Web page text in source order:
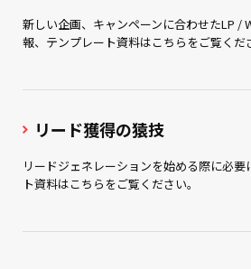
新しい企画、キャンペーンに合わせたLP /
報、テンプレート資料はこちらをご覧くだ
リード獲得の猿技
リードジェネレーションを始める際に必
ト資料はこちらをご覧ください。